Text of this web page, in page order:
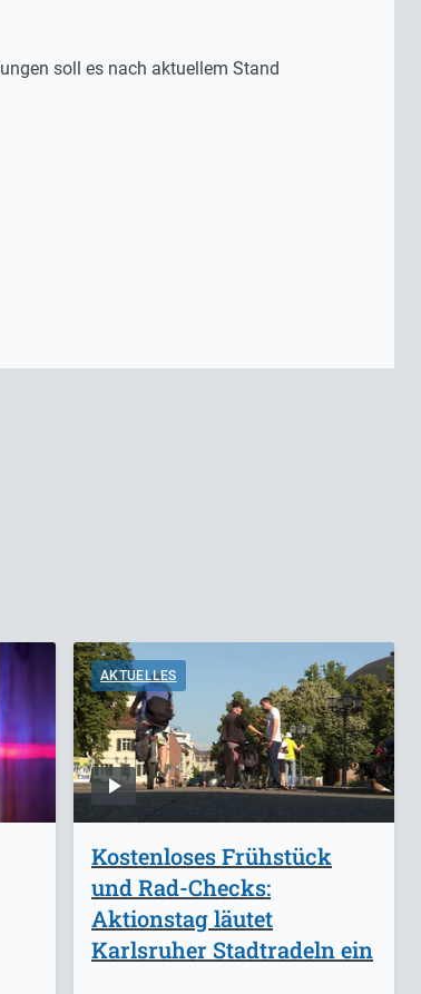
soll es nach aktuellem Stand
AKTUELLES
Kostenloses Frühstück
und Rad-Checks:
Aktionstag läutet
Karlsruher Stadtradeln ein